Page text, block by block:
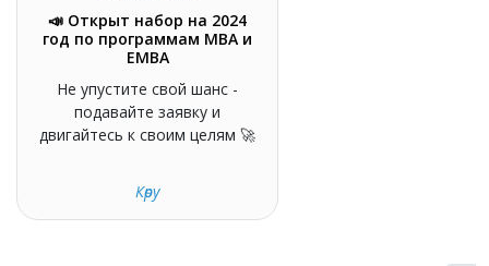
📣 Открыт набор на 2024
год по программам MBA и
EMBA
Не упустите свой шанс -
подавайте заявку и
двигайтесь к своим целям 🚀
Көру